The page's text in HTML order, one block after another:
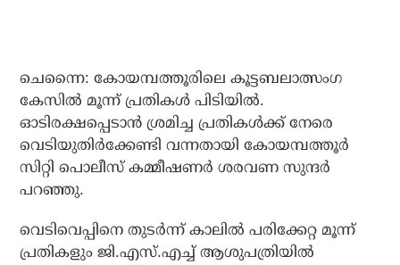
ചെന്നൈ: കോയമ്പത്തൂരിലെ കൂട്ടബലാത്സംഗ
കേസില്‍ മൂന്ന് പ്രതികള്‍ പിടിയില്‍.
ഓടിരക്ഷപ്പെടാന്‍ ശ്രമിച്ച പ്രതികള്‍ക്ക് നേരെ
വെടിയുതിര്‍ക്കേണ്ടി വന്നതായി കോയമ്പത്തൂര്‍
സിറ്റി പൊലീസ് കമ്മീഷണര്‍ ശരവണ സുന്ദര്‍
പറഞ്ഞു.
വെടിവെപ്പിനെ തുടര്‍ന്ന് കാലില്‍ പരിക്കേറ്റ മൂന്ന്
പ്രതികളും ജി.എസ്.എച്ച് ആശുപത്രിയില്‍